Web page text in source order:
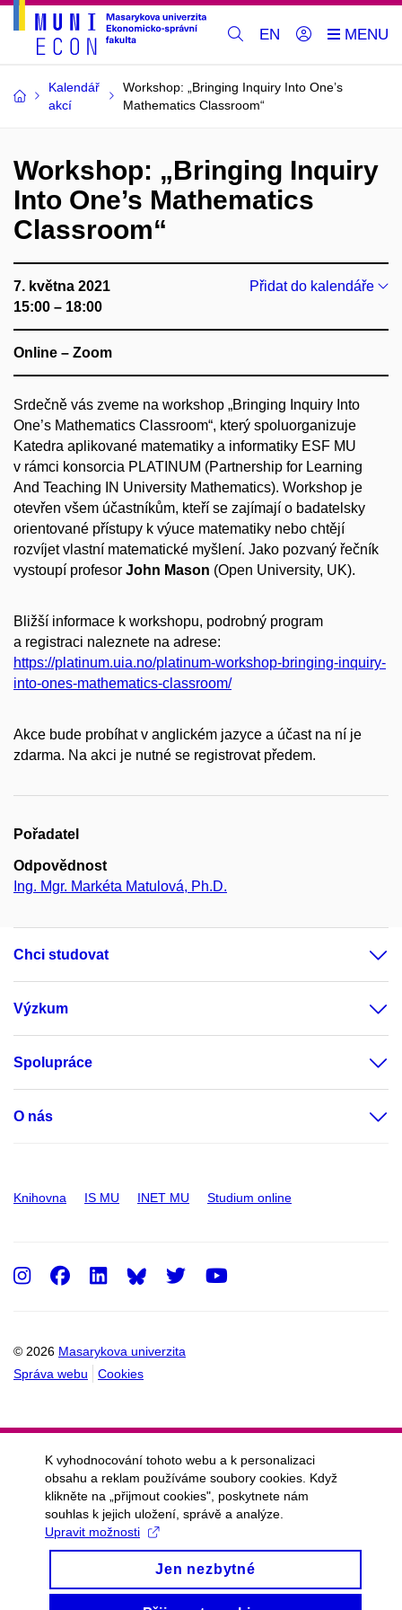
EN
Kalendář
akcí
Workshop: „Bringing Inquiry Into One’s
Mathematics Classroom“
Workshop: „Bringing Inquiry
Into One’s Mathematics
Classroom“
7. května 2021
15:00 – 18:00
Přidat do kalendáře
Online – Zoom
Srdečně vás zveme na workshop „Bringing Inquiry Into
One’s Mathematics Classroom“, který spoluorganizuje
Katedra aplikované matematiky a informatiky ESF MU
v rámci konsorcia PLATINUM (Partnership for Learning
And Teaching IN University Mathematics). Workshop je
otevřen všem účastníkům, kteří se zajímají o badatelsky
orientované přístupy k výuce matematiky nebo chtějí
rozvíjet vlastní matematické myšlení. Jako pozvaný řečník
vystoupí profesor John Mason (Open University, UK).
Bližší informace k workshopu, podrobný program
a registraci naleznete na adrese:
https://platinum.uia.no/platinum-workshop-bringing-inquiry-
into-ones-mathematics-classroom/
Akce bude probíhat v anglickém jazyce a účast na ní je
zdarma. Na akci je nutné se registrovat předem.
Pořadatel
Odpovědnost
Ing. Mgr. Markéta Matulová, Ph.D.
Chci studovat
Výzkum
Spolupráce
O nás
Knihovna IS MU INET MU Studium online
© 2026 Masarykova univerzita
Správa webu
Cookies
Instagram
Facebook
LinkedInTwitter
K vyhodnocování tohoto webu a k personalizaci
obsahu a reklam používáme soubory cookies. Když
klikněte na „přijmout cookies", poskytnete nám
souhlas k jejich uložení, správě a analýze.
Upravit možnosti
Jen nezbytné